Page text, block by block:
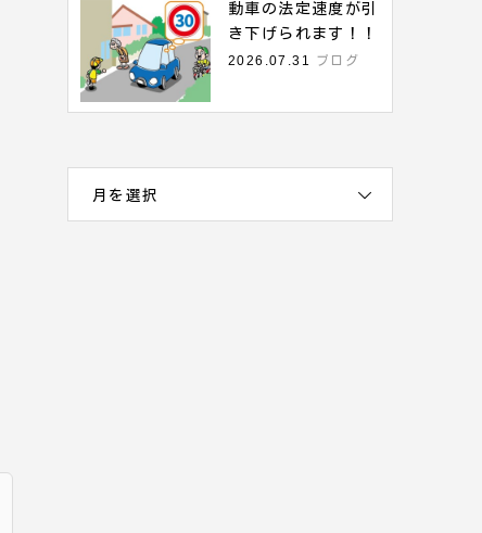
動車の法定速度が引
き下げられます！！
2026.07.31
ブログ
月を選択